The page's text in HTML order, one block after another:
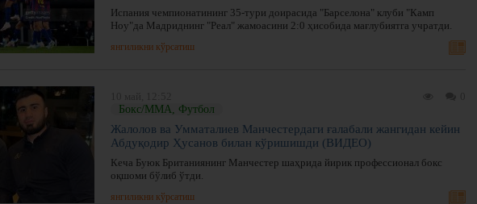
Испания чемпионатининг 35-тури доирасида "Барселона" клуби "Камп
Ноу"да Мадриднинг "Реал" жамоасини 2:0 ҳисобида мағлубиятга учратди.
янгиликни кўрсатиш
Бокс/ММА, Футбол
Жалолов ва Умматалиев Манчестердаги ғалабали жангидан кейин
Абдуқодир Ҳусанов билан кўришишди (ВИДЕО)
Кеча Буюк Британиянинг Манчестер шаҳрида йирик профессионал бокс
оқшоми бўлиб ўтди.
янгиликни кўрсатиш